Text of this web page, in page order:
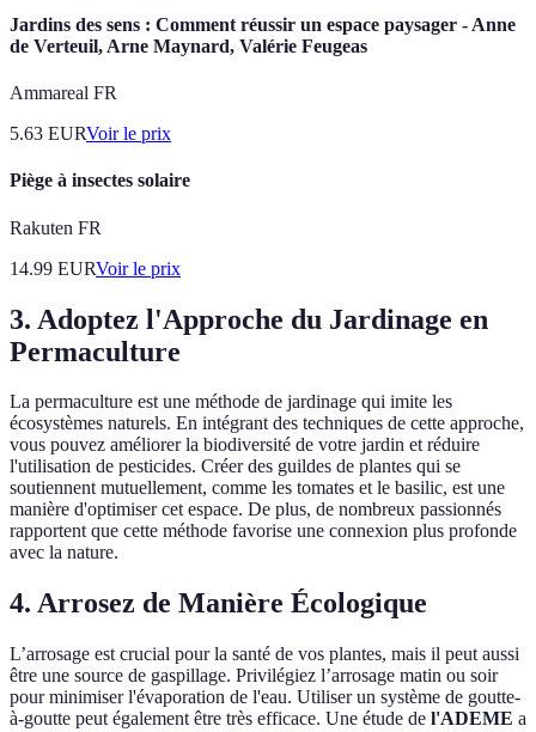
Jardins des sens : Comment réussir un espace paysager - Anne
de Verteuil, Arne Maynard, Valérie Feugeas
Ammareal FR
5.63 EURVoir le prix
Piège à insectes solaire
Rakuten FR
14.99 EURVoir le prix
3. Adoptez l'Approche du Jardinage en
Permaculture
La permaculture est une méthode de jardinage qui imite les
écosystèmes naturels. En intégrant des techniques de cette approche,
vous pouvez améliorer la biodiversité de votre jardin et réduire
l'utilisation de pesticides. Créer des guildes de plantes qui se
soutiennent mutuellement, comme les tomates et le basilic, est une
manière d'optimiser cet espace. De plus, de nombreux passionnés
rapportent que cette méthode favorise une connexion plus profonde
avec la nature.
4. Arrosez de Manière Écologique
L’arrosage est crucial pour la santé de vos plantes, mais il peut aussi
être une source de gaspillage. Privilégiez l’arrosage matin ou soir
pour minimiser l'évaporation de l'eau. Utiliser un système de goutte-
à-goutte peut également être très efficace. Une étude de l'ADEME a